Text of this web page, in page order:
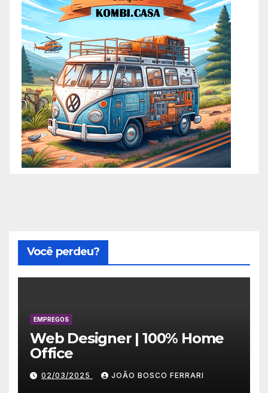
Você perdeu?
EMPREGOS
Web Designer | 100% Home
Office
02/03/2025 JOÃO BOSCO FERRARI